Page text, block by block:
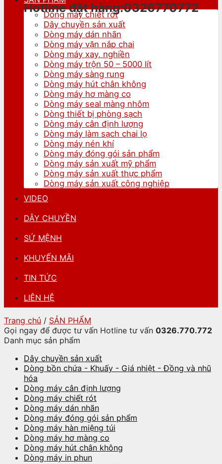
Hotline đặt hàng:0326770772
Dòng máy chiết rót
Dây chuyền sản xuất
Dòng máy dán nhãn
Dòng máy vặn nắp chai
Dòng máy xay, nghiền
Dòng máy trộn 50 – 5000 lít
Dòng máy sàng rung
Dòng máy hút chân không
Dòng máy hơ màng co
Dòng máy seal màng nhôm
Dòng thiết bị phòng sạch
Dòng máy cân định lượng
Dòng máy làm sạch chai lọ
Dòng máy nén khí
Dòng máy đóng gói sản phẩm
Dòng máy sản xuất mỹ phẩm
Dòng máy sản xuất thực phẩm
Dòng máy sản xuất công nghiệp
VIDEO
DÂY CHUYỀN
SỨ MỆNH
KHUYẾN MÃI
TIN TỨC
LIÊN HỆ
Trang chủ / SẢN PHẨM
Gọi ngay để được tư vấn Hotline tư vấn 0326.770.772
Danh mục sản phẩm
Dây chuyền sản xuất
Dòng bồn chứa - Khuấy - Giá nhiệt - Đồng và nhũ
hóa
Dòng máy cân định lượng
Dòng máy chiết rót
Dòng máy dán nhãn
Dòng máy đóng gói sản phẩm
Dòng máy hàn miệng túi
Dòng máy hơ màng co
Dòng máy hút chân không
Dòng máy in phun